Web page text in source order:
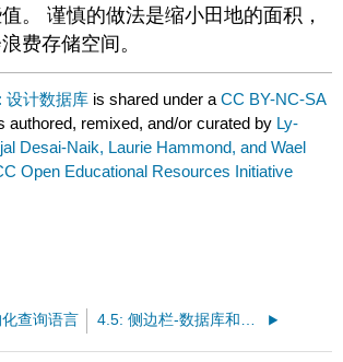
。 谨慎的做法是缩小田地的面积，
费存储空间。
设计数据库 is shared under aCC BY-NC-SA
authored, remixed, and/or curated by Ly-
Desai-Naik, Laurie Hammond, and Wael
Open Educational Resources Initiative
查询语言